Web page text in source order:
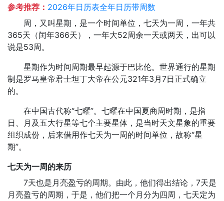
参考推荐： 2026年日历表全年日历带周数
周，又叫星期，是一个时间单位，七天为一周，一年共
365天（闰年366天），一年大52周余一天或两天，出可以
说是53周。
星期作为时间周期最早起源于巴比伦。世界通行的星期
制是罗马皇帝君士坦丁大帝在公元321年3月7日正式确立
的。
在中国古代称“七曜”。七曜在中国夏商周时期，是指
日、月及五大行星等七个主要星体，是当时天文星象的重要
组织成份，后来借用作七天为一周的时间单位，故称“星
期”。
七天为一周的来历
7天也是月亮盈亏的周期。由此，他们得出结论，7天是
月亮盈亏的周期，于是，他们把一个月分为四周，七天定为